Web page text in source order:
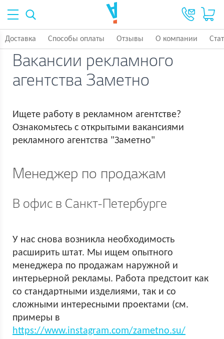
Доставка Способы оплаты Отзывы О компании
Вакансии рекламного
агентства Заметно
Ищете работу в рекламном агентстве?
Ознакомьтесь с открытыми вакансиями
рекламного агентства "Заметно"
Менеджер по продажам
В офис в Санкт-Петербурге
У нас снова возникла необходимость
расширить штат. Мы ищем опытного
менеджера по продажам наружной и
интерьерной рекламы. Работа предстоит как
со стандартными изделиями, так и со
сложными интересными проектами (см.
примеры в
https://www.instagram.com/zametno.su/